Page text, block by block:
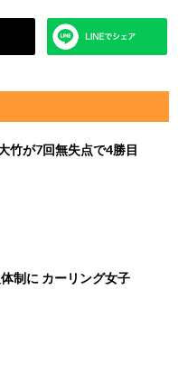
竹が7回無失点で4勝目
制に カーリング女子